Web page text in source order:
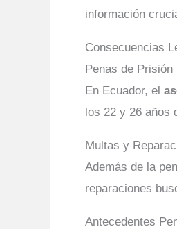
información
Consecuencias
Penas de Prisión
En Ecuador, el
los 22 y 26 años
Multas y
Además de la
reparaciones
Antecedentes